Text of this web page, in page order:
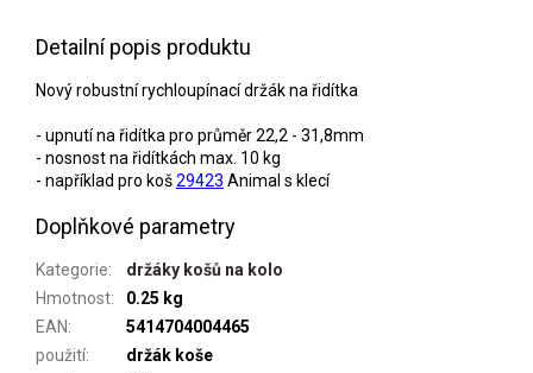
Detailní popis produktu
Nový robustní rychloupínací držák na řidítka
- upnutí na řidítka pro průměr 22,2 - 31,8mm
- nosnost na řidítkách max. 10 kg
- například pro koš29423 Animal s klecí
Doplňkové parametry
Kategorie:
držáky košů na kolo
Hmotnost:
0.25 kg
EAN:
5414704004465
použití:
držák koše